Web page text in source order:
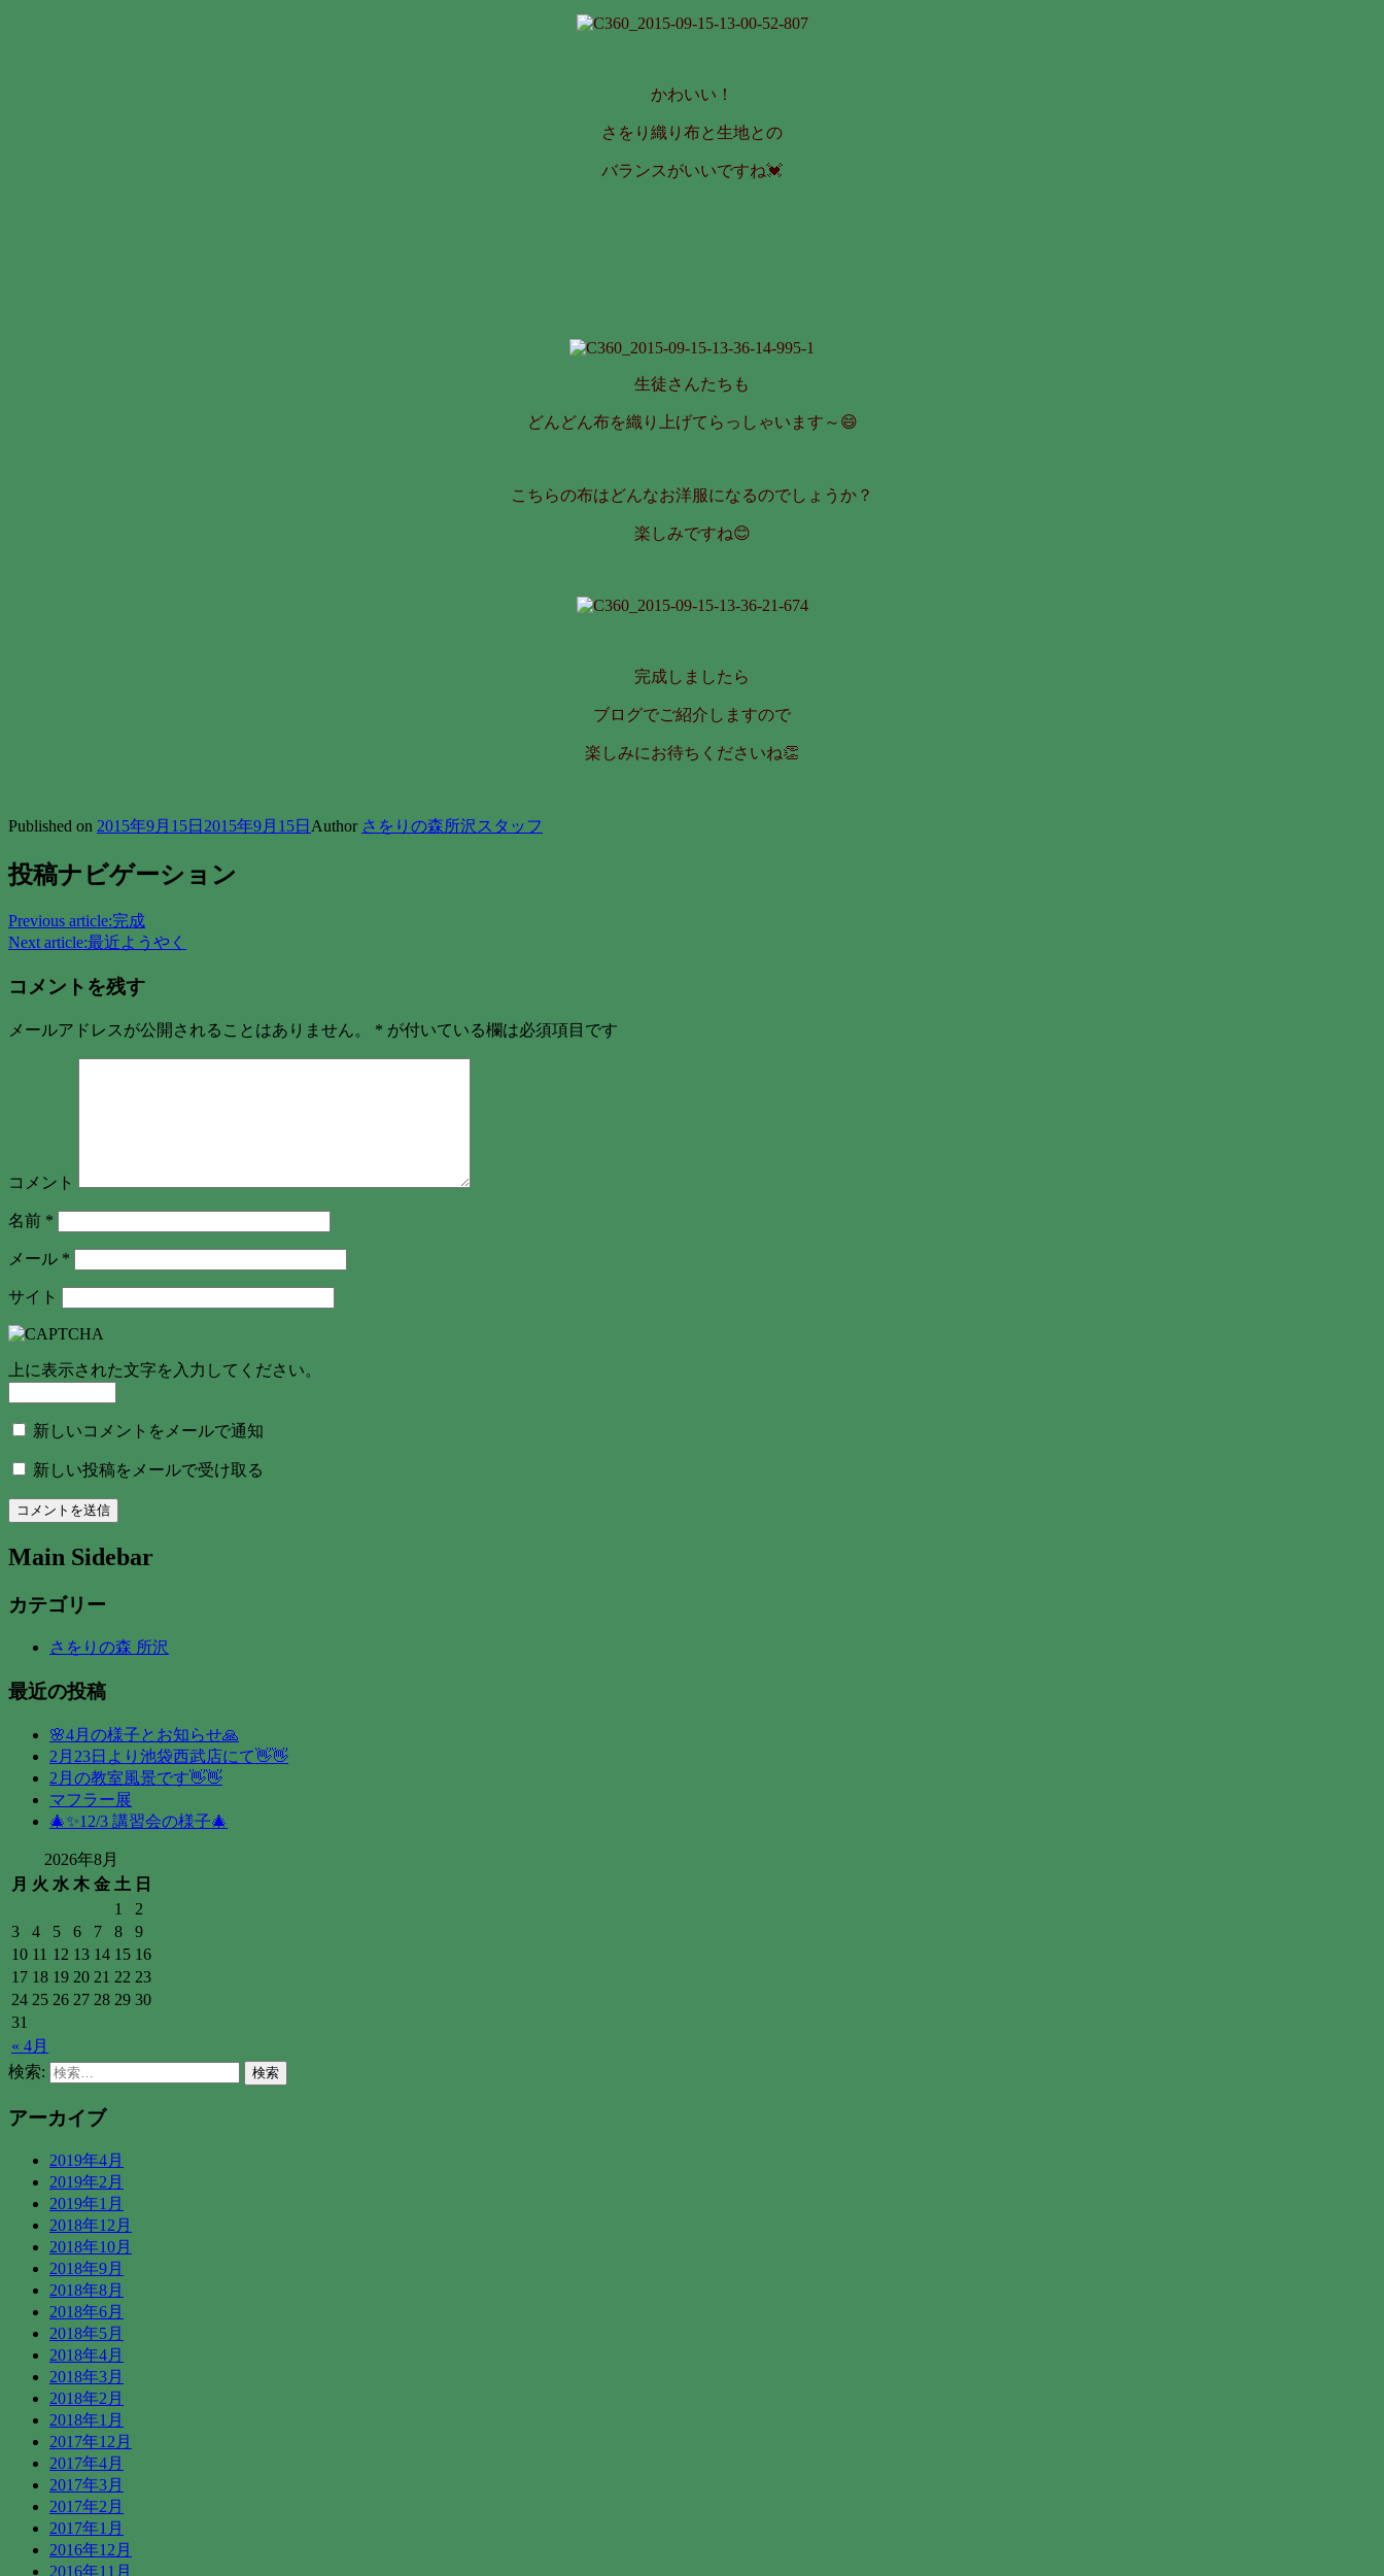
かわいい！
さをり織り布と生地との
バランスがいいですね💓
生徒さんたちも
どんどん布を織り上げてらっしゃいます～😄
こちらの布はどんなお洋服になるのでしょうか？
楽しみですね😊
完成しましたら
ブログでご紹介しますので
楽しみにお待ちくださいね👏
Published on 2015年9月15日 2015年9月15日 Author さをりの森所沢スタッフ
投稿ナビゲーション
Previous article:完成
Next article:最近ようやく
コメントを残す
メールアドレスが公開されることはありません。 * が付いている欄は必須項目です
コメント
名前 *
メール *
サイト
上に表示された文字を入力してください。
新しいコメントをメールで通知
新しい投稿をメールで受け取る
Main Sidebar
カテゴリー
さをりの森 所沢
最近の投稿
🌸4月の様子とお知らせ🙏
2月23日より池袋西武店にて👋👋
2月の教室風景です👋👋
マフラー展
🎄✨12/3 講習会の様子🎄
2026年8月
月 火 水 木 金 土 日
« 4月
1
2
3
4 5 6 7 8
9
10 11 12 13 14 15 16
17 18 19 20 21 22 23
24 25 26 27 28 29 30
31
検索:
アーカイブ
2019年4月
2019年2月
2019年1月
2018年12月
2018年10月
2018年9月
2018年8月
2018年6月
2018年5月
2018年4月
2018年3月
2018年2月
2018年1月
2017年12月
2017年4月
2017年3月
2017年2月
2017年1月
2016年12月
2016年11月